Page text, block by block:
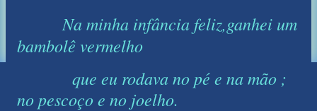
Na minha infância feliz,ganhei um
bambolê vermelho
que eu rodava no pé e na mão ;
no pescoço e no joelho.